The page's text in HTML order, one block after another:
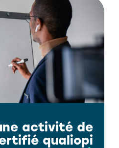
activité de
qualiopi